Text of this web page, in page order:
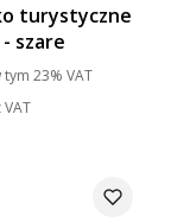
turystyczne
szare
tym 23% VAT